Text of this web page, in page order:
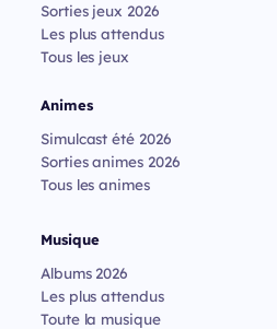
Sorties jeux 2026
Les plus attendus
Tous les jeux
Animes
Simulcast été 2026
Sorties animes 2026
Tous les animes
Musique
Albums 2026
Les plus attendus
Toute la musique